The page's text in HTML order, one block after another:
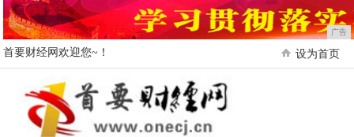
广告
首要财经网欢迎您~！ 设为首页